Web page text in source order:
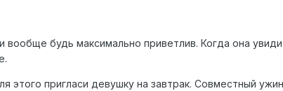
вообще будь максимально приветлив. Когда она
этого пригласи девушку на завтрак. Совместный